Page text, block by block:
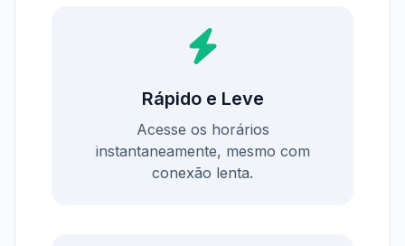
Rápido e Leve
Acesse os horários
instantaneamente, mesmo com
conexão lenta.